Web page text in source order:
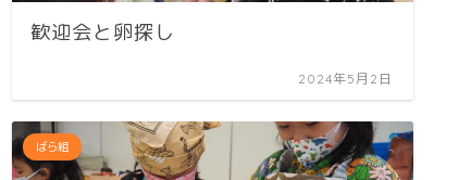
歓迎会と卵探し
2024年5月2日
ばら組